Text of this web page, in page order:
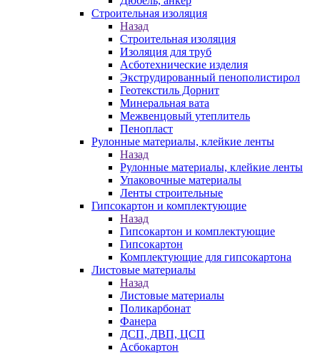
Строительная изоляция
Назад
Строительная изоляция
Изоляция для труб
Асботехнические изделия
Экструдированный пенополистирол
Геотекстиль Дорнит
Минеральная вата
Межвенцовый утеплитель
Пенопласт
Рулонные материалы, клейкие ленты
Назад
Рулонные материалы, клейкие ленты
Упаковочные материалы
Ленты строительные
Гипсокартон и комплектующие
Назад
Гипсокартон и комплектующие
Гипсокартон
Комплектующие для гипсокартона
Листовые материалы
Назад
Листовые материалы
Поликарбонат
Фанера
ДСП, ДВП, ЦСП
Асбокартон